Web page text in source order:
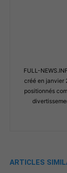
FULL-
créé en janvier
positionnés
ARTICLES